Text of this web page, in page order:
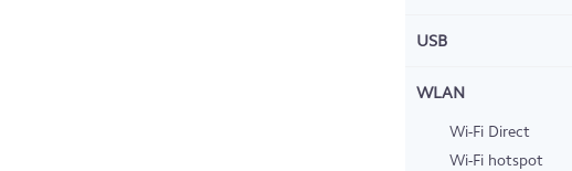
USB
WLAN
Wi-Fi Direct
Wi-Fi hotspot